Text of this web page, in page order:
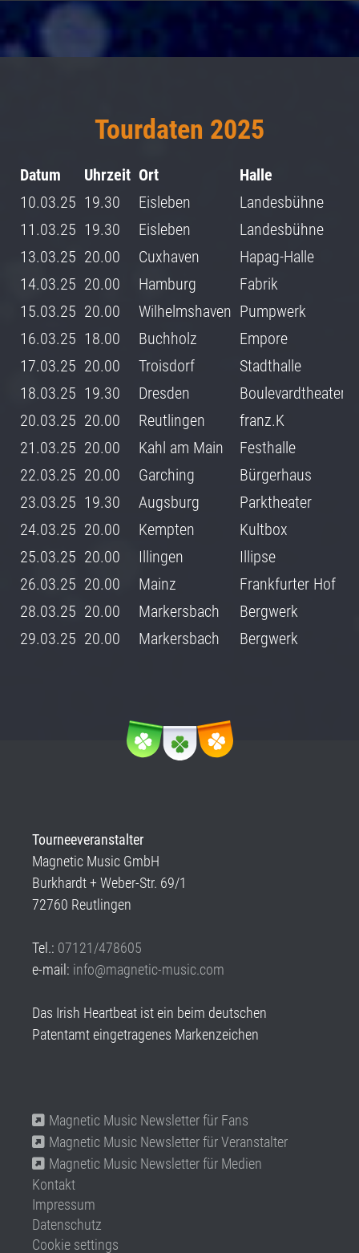
Tourdaten 2025
Datum Uhrzeit Ort
Halle
10.03.25 19.30 Eisleben
Landesbühne
11.03.25 19.30 Eisleben
Landesbühne
13.03.25 20.00 Cuxhaven
Hapag-Halle
14.03.25 20.00 Hamburg
Fabrik
15.03.25 20.00 Wilhelmshaven Pumpwerk
16.03.25 18.00 Buchholz
Empore
17.03.25 20.00 Troisdorf
Stadthalle
18.03.25 19.30 Dresden
Boulevardtheater
20.03.25 20.00 Reutlingen
franz.K
21.03.25 20.00 Kahl am Main
Festhalle
22.03.25 20.00 Garching
Bürgerhaus
23.03.25 19.30 Augsburg
Parktheater
24.03.25 20.00 Kempten
Kultbox
25.03.25 20.00 Illingen
Illipse
26.03.25 20.00 Mainz
Frankfurter Hof
28.03.25 20.00 Markersbach
Bergwerk
29.03.25 20.00 Markersbach Bergwerk
Tourneeveranstalter
Magnetic Music GmbH
Burkhardt + Weber-Str. 69/1
72760 Reutlingen
Tel.: 07121/478605
e-mail: info@magnetic-music.com
Das Irish Heartbeat ist ein beim deutschen
Patentamt eingetragenes Markenzeichen
Magnetic Music Newsletter für Fans
Magnetic Music Newsletter für Veranstalter
Magnetic Music Newsletter für Medien
Kontakt
Impressum
Datenschutz
Cookie settings